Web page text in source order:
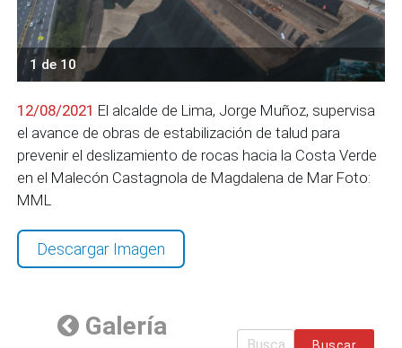
1 de 10
12/08/2021 El alcalde de Lima, Jorge Muñoz, supervisa
el avance de obras de estabilización de talud para
prevenir el deslizamiento de rocas hacia la Costa Verde
en el Malecón Castagnola de Magdalena de Mar Foto:
MML
Descargar Imagen
Galería
Buscar